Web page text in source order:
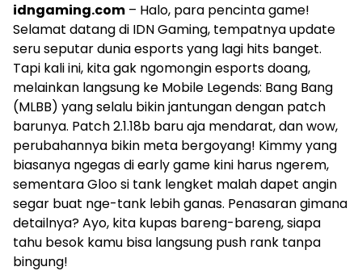
idngaming.com – Halo, para pencinta game!
Selamat datang di IDN Gaming, tempatnya update
seru seputar dunia esports yang lagi hits banget.
Tapi kali ini, kita gak ngomongin esports doang,
melainkan langsung ke Mobile Legends: Bang Bang
(MLBB) yang selalu bikin jantungan dengan patch
barunya. Patch 2.1.18b baru aja mendarat, dan wow,
perubahannya bikin meta bergoyang! Kimmy yang
biasanya ngegas di early game kini harus ngerem,
sementara Gloo si tank lengket malah dapet angin
segar buat nge-tank lebih ganas. Penasaran gimana
detailnya? Ayo, kita kupas bareng-bareng, siapa
tahu besok kamu bisa langsung push rank tanpa
bingung!